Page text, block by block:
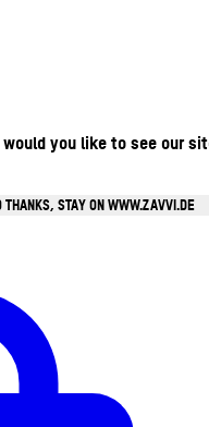
you like to see our
THANKS, STAY ON WWW.ZAVVI.DE